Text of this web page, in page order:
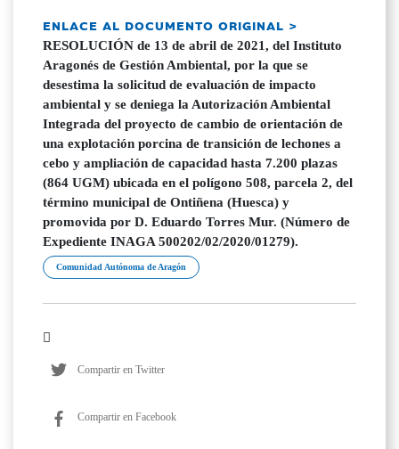
ENLACE AL DOCUMENTO ORIGINAL >
RESOLUCIÓN de 13 de abril de 2021, del Instituto
Aragonés de Gestión Ambiental, por la que se
desestima la solicitud de evaluación de impacto
ambiental y se deniega la Autorización Ambiental
Integrada del proyecto de cambio de orientación de
una explotación porcina de transición de lechones a
cebo y ampliación de capacidad hasta 7.200 plazas
(864 UGM) ubicada en el polígono 508, parcela 2, del
término municipal de Ontiñena (Huesca) y
promovida por D. Eduardo Torres Mur. (Número de
Expediente INAGA 500202/02/2020/01279).
Comunidad Autónoma de Aragón
Compartir en Twitter
Compartir en Facebook